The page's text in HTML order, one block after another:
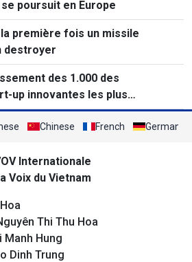
poursuit en Europe
première fois un missile
destroyer
des 1.000 des
up innovantes les plus
Chinese French German
Internationale
Voix du Vietnam
Thi Thu Hoa
Manh Hung
Dinh Trung